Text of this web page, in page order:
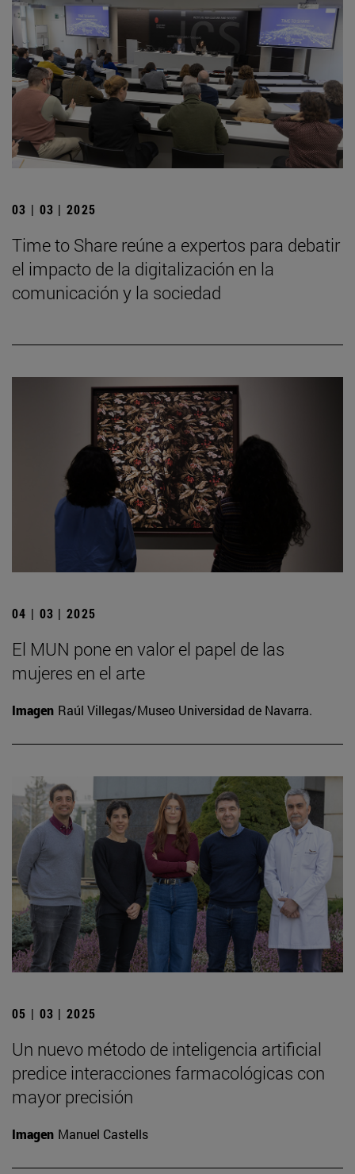
03 | 03 | 2025
Time to Share reúne a expertos para debatir
el impacto de la digitalización en la
comunicación y la sociedad
04 | 03 | 2025
El MUN pone en valor el papel de las
mujeres en el arte
Imagen Raúl Villegas/Museo Universidad de Navarra.
05 | 03 | 2025
Un nuevo método de inteligencia artificial
predice interacciones farmacológicas con
mayor precisión
Imagen Manuel Castells